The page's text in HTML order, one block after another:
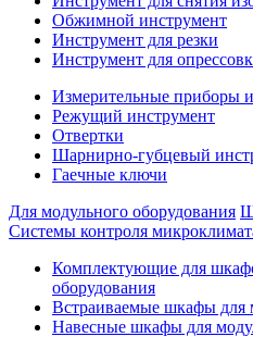
Обжимной инструмент
Инструмент для резки
Инструмент для
Измерительные приборы
Режущий инструмент
Отвертки
Шарнирно-губцевый
Гаечные ключи
Для модульного оборудования
Системы контроля
Комплектующие для
оборудования
Встраиваемые шкафы для
Навесные шкафы для